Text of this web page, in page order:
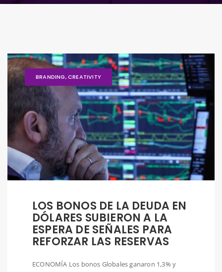
BRANDING, CREATIVITY
LOS BONOS DE LA DEUDA EN
DÓLARES SUBIERON A LA
ESPERA DE SEÑALES PARA
REFORZAR LAS RESERVAS
ECONOMÍA Los bonos Globales ganaron 1,3% y